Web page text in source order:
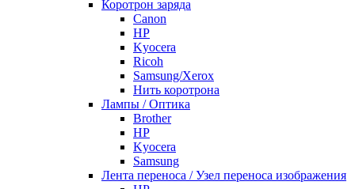
Коротрон заряда
Canon
HP
Kyocera
Ricoh
Samsung/Xerox
Нить коротрона
Лампы / Оптика
Brother
HP
Kyocera
Samsung
Лента переноса / Узел переноса изображения